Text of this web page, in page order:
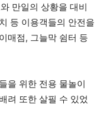
만일의 상황을 대비
등 이용객들의 안전을
매점, 그늘막 쉼터 등
을 위한 전용 물놀이
려 또한 살필 수 있었